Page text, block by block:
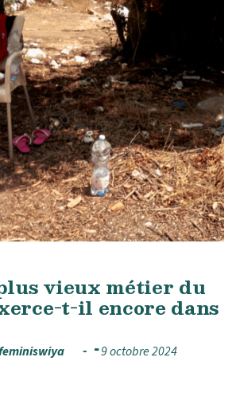
vieux métier du
t-il encore dans
9 octobre 2024